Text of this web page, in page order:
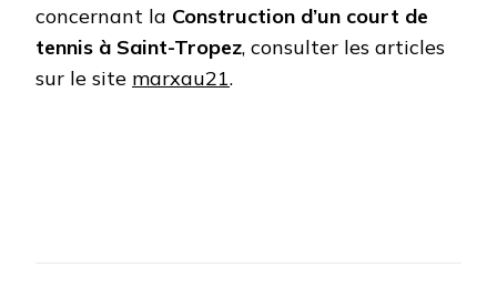
concernant la Construction d’un court de
tennis à Saint-Tropez, consulter les articles
sur le site marxau21.